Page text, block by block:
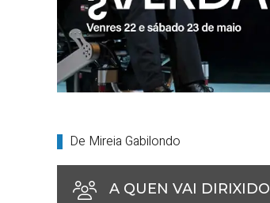
De Mireia Gabilondo
A QUEN VAI DIRIXIDO